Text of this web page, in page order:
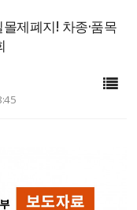
제폐지! 차종·품목